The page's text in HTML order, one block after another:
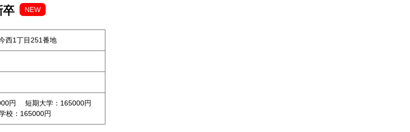
卒 NEW
西1丁目251番地
円 短期大学：165000円
校：165000円